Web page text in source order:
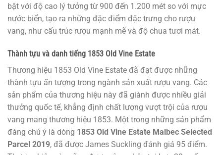
bật với độ cao lý tưởng từ 900 đến 1.200 mét so với mực
nước biển, tạo ra những đặc điểm đặc trưng cho rượu
vang, như cấu trúc rượu mạnh mẽ và độ chua tươi mát.
Thành tựu và danh tiếng 1853 Old Vine Estate
Thương hiệu 1853 Old Vine Estate đã đạt được những
thành tựu ấn tượng trong ngành sản xuất rượu vang. Các
sản phẩm của thương hiệu này đã giành được nhiều giải
thưởng quốc tế, khẳng định chất lượng vượt trội của rượu
vang mang thương hiệu 1853. Một trong những sản phẩm
đáng chú ý là dòng 1853 Old Vine Estate Malbec Selected
Parcel 2019, đã được James Suckling đánh giá 95 điểm.